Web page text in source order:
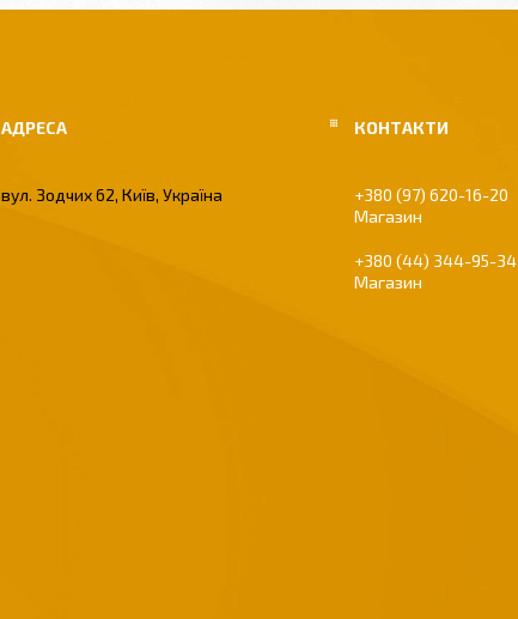
вул. Зодчих 62, Київ, Україна
+380 (97) 620-16-20
Магазин
+380 (44) 344-95-34
Магазин